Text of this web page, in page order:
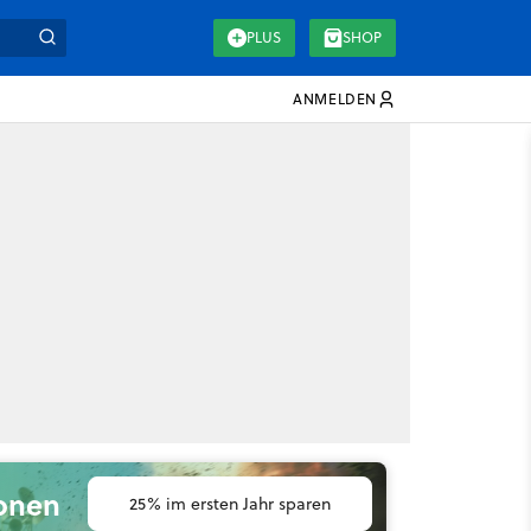
PLUS SHOP
ANMELDEN
25% im ersten Jahr sparen